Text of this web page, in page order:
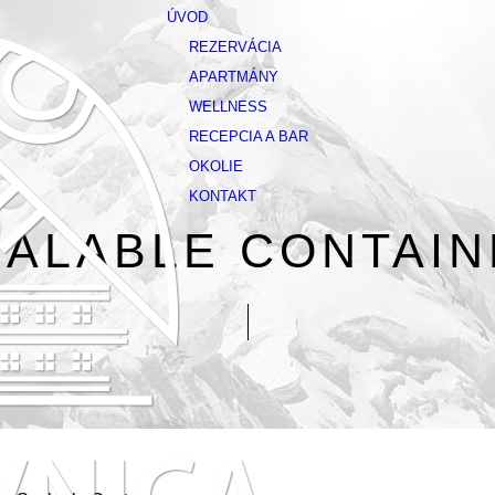
ÚVOD
REZERVÁCIA
APARTMÁNY
WELLNESS
RECEPCIA A BAR
OKOLIE
KONTAKT